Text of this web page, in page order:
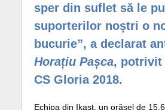
sper din suflet să le
suporterilor noștri o
bucurie”, a declarat
Horațiu Pașca, potrivit
CS Gloria 2018.
Echipa din Ikast, un orășel de